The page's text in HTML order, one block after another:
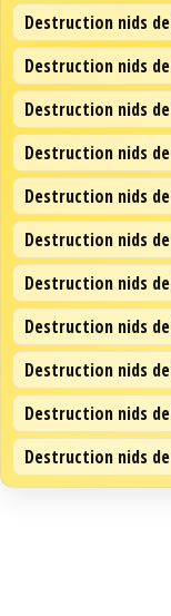
Destruction nids
Destruction nids
Destruction nids
Destruction nids
Destruction nids
Destruction nids
Destruction nids
Destruction nids
Destruction nids
Destruction nids
Destruction nids